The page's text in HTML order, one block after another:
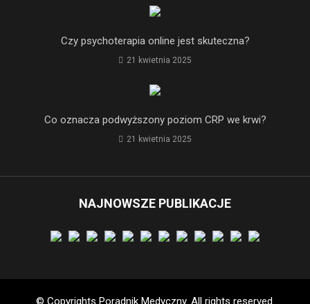
Czy psychoterapia online jest skuteczna?
21 kwietnia 2025
Co oznacza podwyższony poziom CRP we krwi?
21 kwietnia 2025
NAJNOWSZE PUBLIKACJE